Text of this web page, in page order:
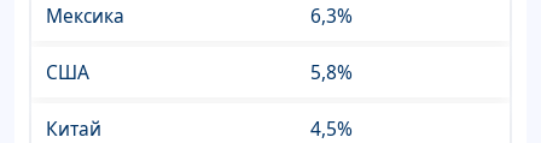
Мексика 6,3%
США 5,8%
Китай 4,5%